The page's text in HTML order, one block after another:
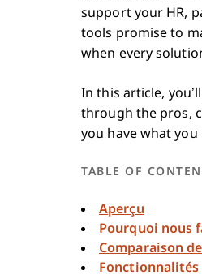
support your HR,
tools promise to
when every
In this article,
through the pros,
you have what
TABLE OF
Aperçu
Pourquoi nous
Comparaison
Fonctionnalités